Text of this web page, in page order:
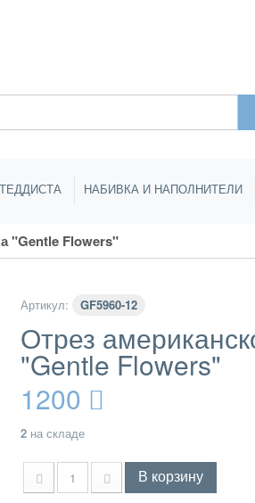
НАБИВКА И НАПОЛНИТЕЛИ
"Gentle Flowers"
Артикул: GF5960-12
Отрез
"Gentle Flowers"
1200
2 на складе
В корзину